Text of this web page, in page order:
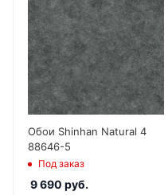
Обои Shinhan Natural 4
88646-5
Под заказ
9 690 руб.